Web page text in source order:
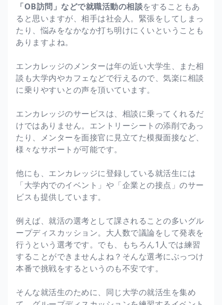
「OB訪問」などで就職活動の相談をすることもあ
ると思いますが、相手は社会人。緊張をしてしまっ
たり、悩みをなかなか打ち明けにくいということも
ありますよね。
エンカレッジのメンターは年の近い大学生、また相
談も大学内やカフェなどで行えるので、気楽に相談
に乗りやすいとの声を頂いています。
エンカレッジのサービスは、相談に乗ってくれるだ
けではありません。エントリーシートの添削であっ
たり、メンターを面接官に見立てた模擬面接など、
様々なサポートが可能です。
他にも、エンカレッジに登録している就活生には
「大学内でのイベント」や「企業との接点」のサー
ビスも提供しています。
例えば、就活の選考として課されることの多いグル
ープディスカッション。大人数で議論をして発表を
行うという選考です。でも、もちろん1人では練習
することができませんよね？そんな選考にぶっつけ
本番で挑戦をするというのも不安です。
そんな就活生のために、同じ大学の就活生を集め